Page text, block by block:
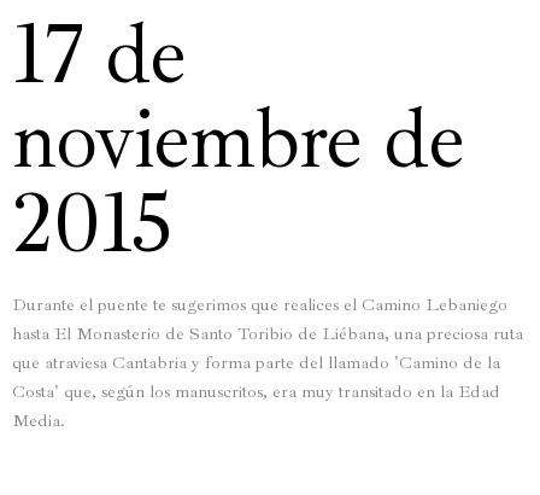
17 de
noviembre de
2015
Durante el puente te sugerimos que realices el Camino Lebaniego
hasta El Monasterio de Santo Toribio de Liébana, una preciosa ruta
que atraviesa Cantabria y forma parte del llamado 'Camino de la
Costa' que, según los manuscritos, era muy transitado en la Edad
Media.